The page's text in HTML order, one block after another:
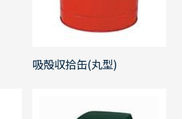
吸殻収拾缶(丸型)